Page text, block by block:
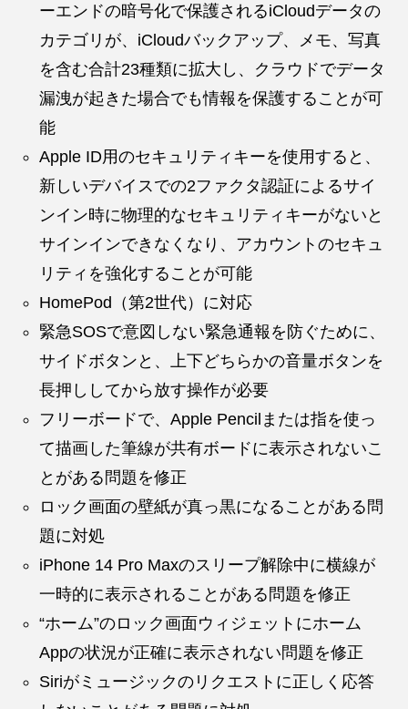
ーエンドの暗号化で保護されるiCloudデータの
カテゴリが、iCloudバックアップ、メモ、写真
を含む合計23種類に拡大し、クラウドでデータ
漏洩が起きた場合でも情報を保護することが可
能
Apple ID用のセキュリティキーを使用すると、
新しいデバイスでの2ファクタ認証によるサイ
ンイン時に物理的なセキュリティキーがないと
サインインできなくなり、アカウントのセキュ
リティを強化することが可能
HomePod（第2世代）に対応
緊急SOSで意図しない緊急通報を防ぐために、
サイドボタンと、上下どちらかの音量ボタンを
長押ししてから放す操作が必要
フリーボードで、Apple Pencilまたは指を使っ
て描画した筆線が共有ボードに表示されないこ
とがある問題を修正
ロック画面の壁紙が真っ黒になることがある問
題に対処
iPhone 14 Pro Maxのスリープ解除中に横線が
一時的に表示されることがある問題を修正
“ホーム”のロック画面ウィジェットにホーム
Appの状況が正確に表示されない問題を修正
Siriがミュージックのリクエストに正しく応答